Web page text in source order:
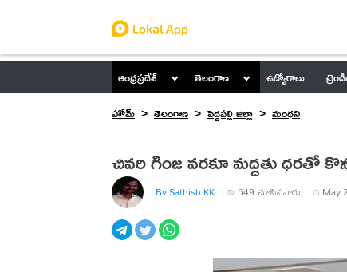
ఆంధ్రప్రదేశ్ తెలంగాణ ఉద్యోగాలు
హోమ్
తెలంగాణ పెద్దపల్లి జిల్లా మంథని
చివరి గింజ వరకూ మద్దతు ధరతో
By Sathish KK 549 చూసినవారు May